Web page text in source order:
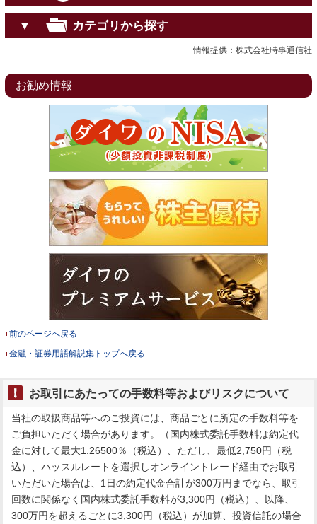
▼ カテゴリから探す
情報提供：株式会社時事通信社
お勧め情報
前のページへ戻る
金融・証券用語解説集トップへ戻る
お取引にあたっての手数料等およびリスクについて
当社の取扱商品等へのご投資には、商品ごとに所定の手数料等を
ご負担いただく場合があります。（国内株式委託手数料は約定代
金に対して最大1.26500％（税込）、ただし、最低2,750円（税
込）、ハッスルレートを選択しオンライントレード経由でお取引
いただいた場合は、1日の約定代金合計が300万円までなら、取引
回数に関係なく国内株式委託手数料が3,300円（税込）、以降、
300万円を超えるごとに3,300円（税込）が加算、投資信託の場合